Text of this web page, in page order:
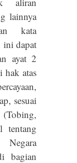
lainnya
kata
ini dapat
ayat 2
hak atas
sesuai
tentang
bagian